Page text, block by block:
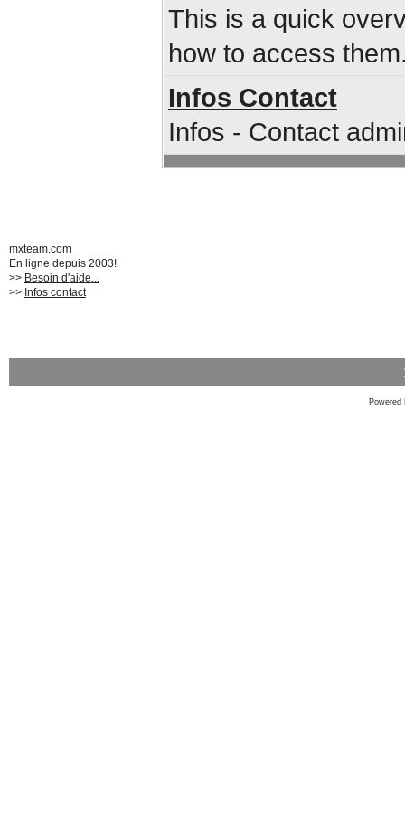
This is a quick
how to access
Infos Contact
Infos - Contact
mxteam.com
En ligne depuis 2003!
>> Besoin d'aide...
>> Infos contact